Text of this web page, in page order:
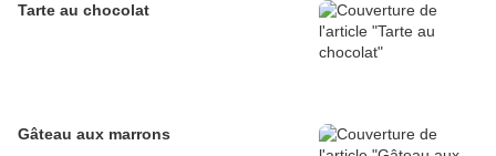
Tarte au chocolat
Gâteau aux marrons